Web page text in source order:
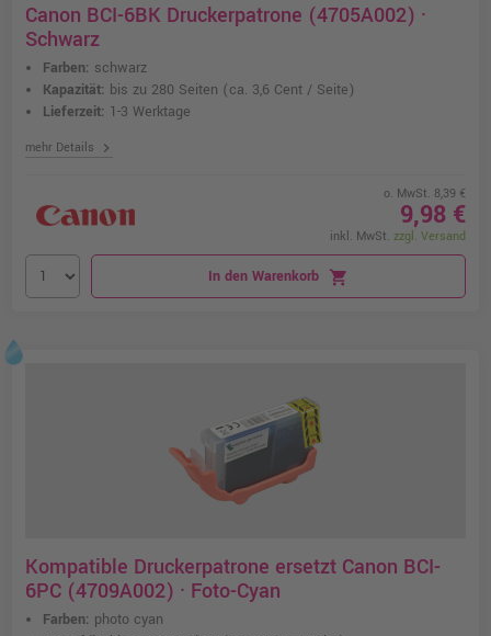
Canon BCI-6BK Druckerpatrone (4705A002) ·
Schwarz
Farben: schwarz
Kapazität: bis zu 280 Seiten (ca. 3,6 Cent / Seite)
Lieferzeit: 1-3 Werktage
mehr Details chevron_right
o. MwSt. 8,39 €
9,98 €
inkl. MwSt. zzgl. Versand
In den Warenkorb shopping_cart
Kompatible Druckerpatrone ersetzt Canon BCI-
6PC (4709A002) · Foto-Cyan
Farben: photo cyan